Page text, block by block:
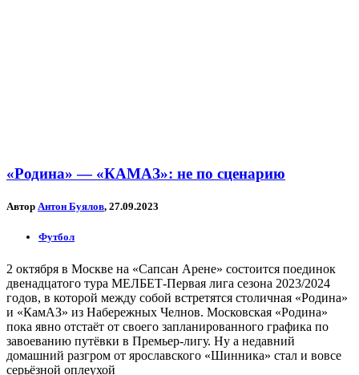
«Родина» — «КАМАЗ»: не по сценарию
Автор Антон Буялов, 27.09.2023
Футбол
2 октября в Москве на «Сапсан Арене» состоится поединок
двенадцатого тура МЕЛБЕТ-Первая лига сезона 2023/2024
годов, в которой между собой встретятся столичная «Родина»
и «КамАЗ» из Набережных Челнов. Московская «Родина»
пока явно отстаёт от своего запланированного графика по
завоеванию путёвки в Премьер-лигу. Ну а недавний
домашний разгром от ярославского «Шинника» стал и вовсе
серьёзной оплеухой